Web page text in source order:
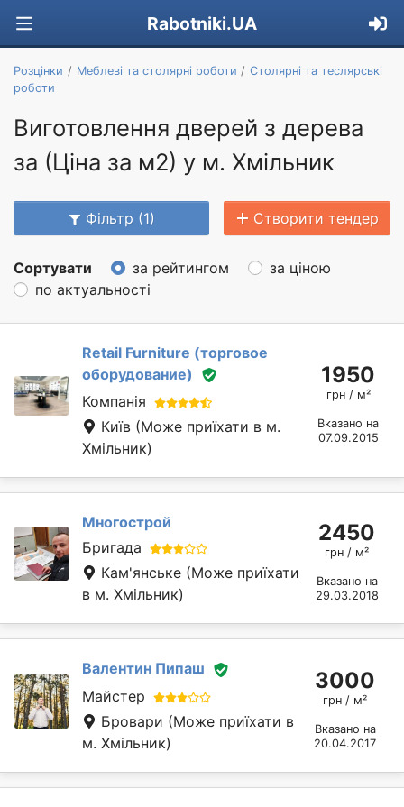
Rabotniki.UA
Розцінки Меблеві та столярні роботи
Столярні та теслярські
роботи
Виготовлення дверей з дерева
за (Ціна за м2) у м. Хмільник
Фільтр (1) Створити тендер
Сортувати за рейтингом
за ціною
по актуальності
Retail Furniture (торговое
оборудование)
Компанія
Київ (Може приїхати в м.
Хмільник)
1950
грн / м²
Вказано на
07.09.2015
Многострой
Бригада
Кам'янське (Може приїхати
в м. Хмільник)
2450
грн / м²
Вказано на
29.03.2018
Валентин Пипаш
Майстер
Бровари (Може приїхати в
м. Хмільник)
3000
грн / м²
Вказано на
20.04.2017